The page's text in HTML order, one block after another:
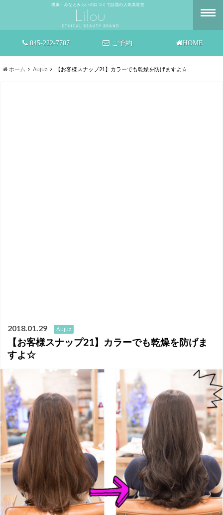
横浜・みなとみらいの口コミで話題の人気美容室
HOME
ご予約
045-222-7707
ホーム Aujua 【お客様スナップ21】カラーでも乾燥を防げますよ☆
2018.01.29 Aujua
【お客様スナップ21】カラーでも乾燥を防げま
すよ☆